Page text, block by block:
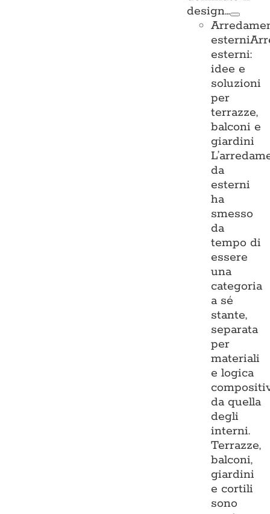
design…
esterni
esterni:
idee e
soluzioni
per
terrazze,
balconi e
giardini
da
esterni
ha
smesso
da
tempo di
essere
una
categoria
a sé
stante,
separata
per
materiali
e logica
da quella
degli
interni.
Terrazze,
balconi,
giardini
e cortili
sono